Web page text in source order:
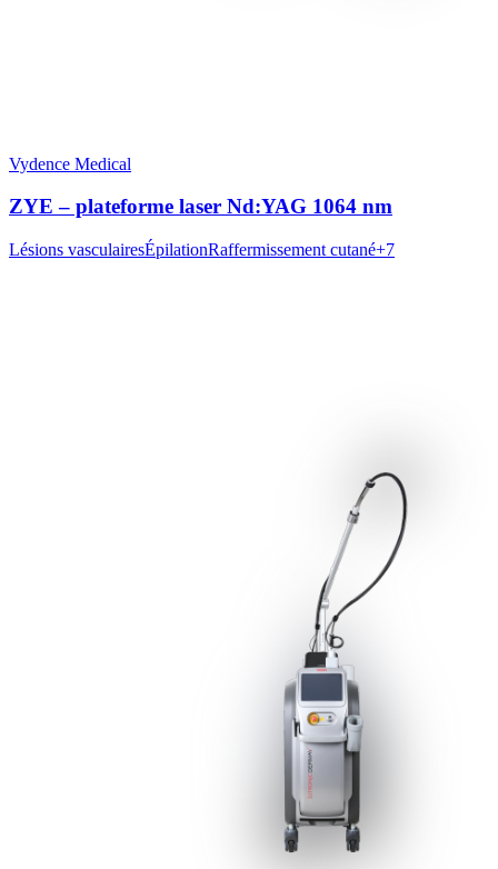
Vydence Medical
ZYE – plateforme laser Nd:YAG 1064 nm
Lésions vasculairesÉpilationRaffermissement cutané+7